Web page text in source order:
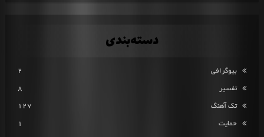
دسته‌بندی
بیوگرافی 2
تفسیر 8
تک آهنگ 127
حمایت 1